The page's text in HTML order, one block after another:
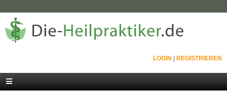
LOGIN REGISTRIEREN